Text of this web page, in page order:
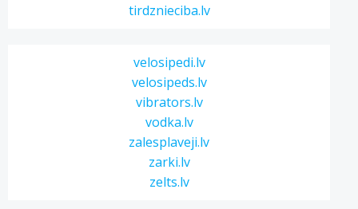
tirdznieciba.lv
velosipedi.lv
velosipeds.lv
vibrators.lv
vodka.lv
zalesplaveji.lv
zarki.lv
zelts.lv